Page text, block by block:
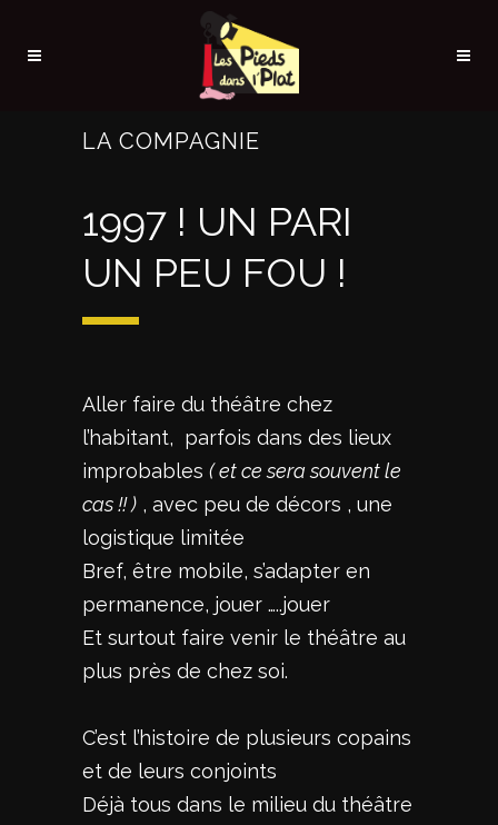
LA COMPAGNIE
1997 ! UN PARI
UN PEU FOU !
Aller faire du théâtre chez
l’habitant, parfois dans des lieux
improbables ( et ce sera souvent le
cas !! ) , avec peu de décors , une
logistique limitée
Bref, être mobile, s’adapter en
permanence, jouer …..jouer
Et surtout faire venir le théâtre au
plus près de chez soi.
C’est l’histoire de plusieurs copains
et de leurs conjoints
Déjà tous dans le milieu du théâtre